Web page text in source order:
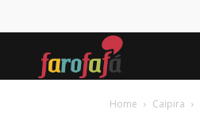
Home Caipira